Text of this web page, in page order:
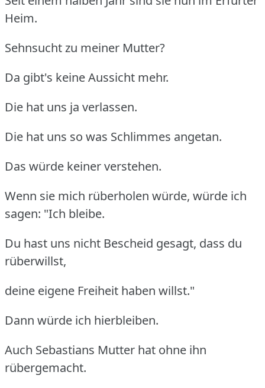
Heim.
Sehnsucht zu meiner Mutter?
Da gibt's keine Aussicht mehr.
Die hat uns ja verlassen.
Die hat uns so was Schlimmes angetan.
Das würde keiner verstehen.
Wenn sie mich rüberholen würde, würde ich
sagen: "Ich bleibe.
Du hast uns nicht Bescheid gesagt, dass du
rüberwillst,
deine eigene Freiheit haben willst."
Dann würde ich hierbleiben.
Auch Sebastians Mutter hat ohne ihn
rübergemacht.